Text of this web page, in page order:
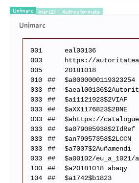
Unimarc marc21 Autres formats
Unimarc
001
eal00136
003
https://
005
20181018
010
##
$a0000000119323254
033
##
033
##
$a11121923$2VIAF
033
##
$aXX1176823$2BNE
033
##
$ahttps://
033
##
$a079085938$2IdRef
033
##
$an79057353$2LCCN
033
##
$a7007$2Auñamendi
033
##
$a00102/eu_a_1021/
100
##
$a20181018 abaqy
104
##
$a1742$b1823